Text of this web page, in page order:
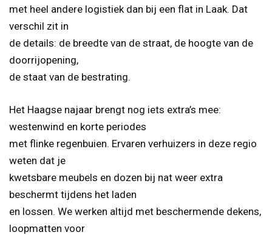
met heel andere logistiek dan bij een flat in Laak. Dat
verschil zit in
de details: de breedte van de straat, de hoogte van de
doorrijopening,
de staat van de bestrating.
Het Haagse najaar brengt nog iets extra’s mee:
westenwind en korte periodes
met flinke regenbuien. Ervaren verhuizers in deze regio
weten dat je
kwetsbare meubels en dozen bij nat weer extra
beschermt tijdens het laden
en lossen. We werken altijd met beschermende dekens,
loopmatten voor